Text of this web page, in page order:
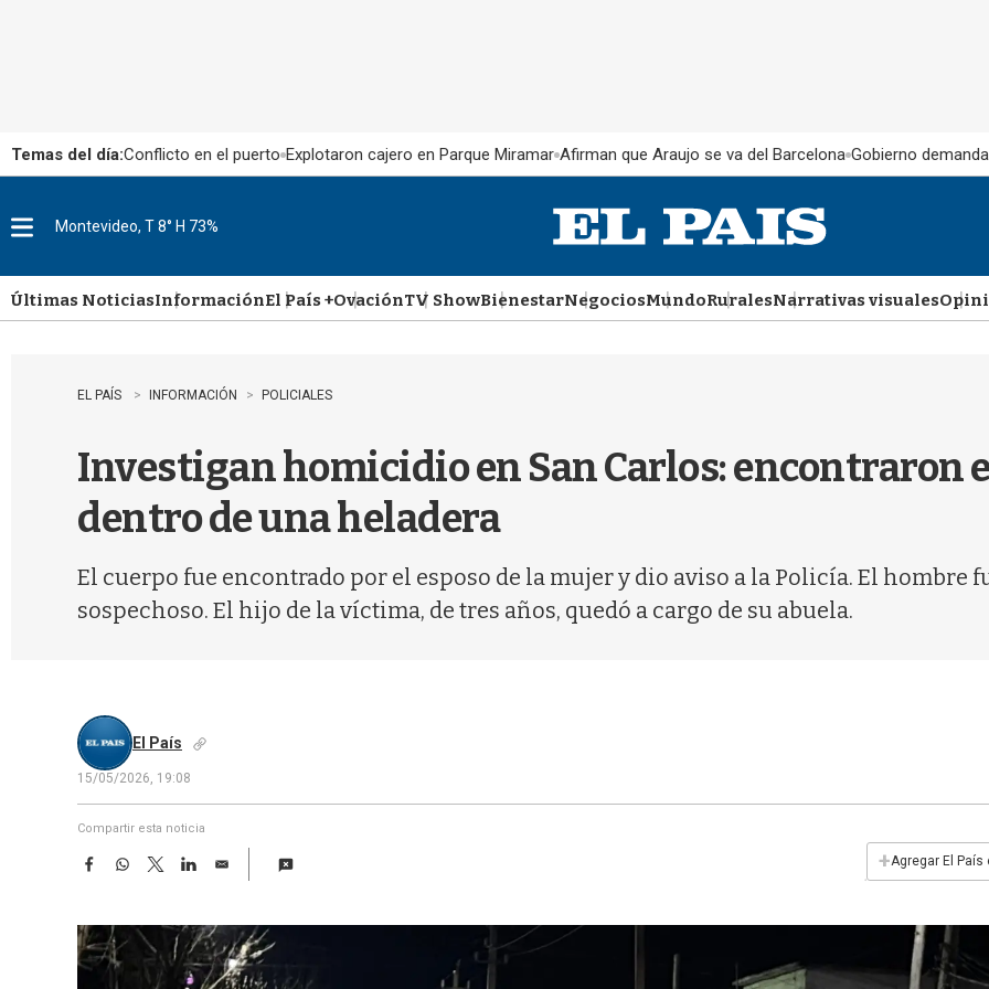
Temas del día:Conflicto en el puerto Explotaron cajero en Parque Miramar Afirman que Araujo se va del Barcelona Gobierno
u
Montevideo, T 8° H 73%
Últimas NoticiasInformaciónEl País +OvaciónTV ShowBienestarNegociosMundoRuralesNarrativas visuales
EL PAÍS INFORMACIÓN POLICIALES
Investigan homicidio en San Carlos: encontraron
dentro de una heladera
El cuerpo fue encontrado por el esposo de la mujer y dio aviso a la Policía. El hombre
sospechoso. El hijo de la víctima, de tres años, quedó a cargo de su abuela.
El País
15/05/2026, 19:08
Compartir esta noticia
F
e
b
o
W
t
s
T
w
t
e
L
k
e
d
E
i
l
+Agregar El País